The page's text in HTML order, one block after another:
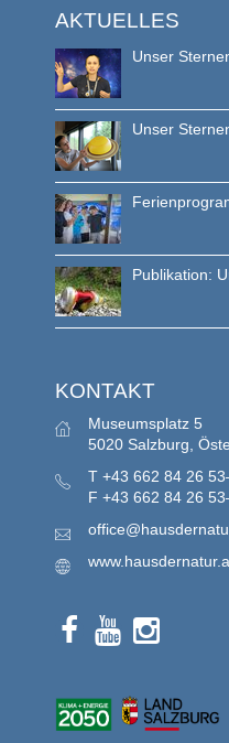
AKTUELLES
Unser
Unser
Publikation:
KONTAKT
Museumsplatz 5
5020 Salzburg,
T +43 662 84 26
F +43 662 84 26